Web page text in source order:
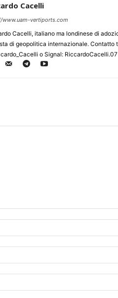
Cacelli
www.uam-vertiports.com
Cacelli, italiano ma londinese di
di geopolitica internazionale. Contatto
o Signal: RiccardoCacelli.07